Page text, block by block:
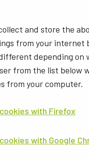
and store the
from your internet
depending
from the list below
from your computer.
with Firefox
with Google